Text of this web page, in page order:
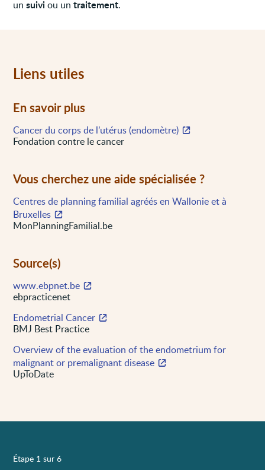
unsuiviou untraitement.
Liens utiles
En savoir plus
Cancer du corps de l’utérus (endomètre)
Fondation contre le cancer
Vous cherchez une aide spécialisée ?
Centres de planning familial agréés en Wallonie et à
Bruxelles
MonPlanningFamilial.be
Source(s)
www.ebpnet.be
ebpracticenet
Endometrial Cancer
BMJ Best Practice
Overview of the evaluation of the endometrium for
malignant or premalignant disease
UpToDate
Étape 1 sur 6